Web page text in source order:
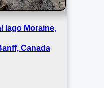
lago Moraine,
Canada